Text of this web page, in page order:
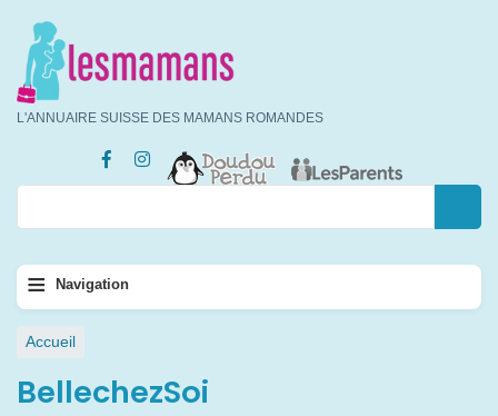
contenu
principal
L'ANNUAIRE SUISSE DES MAMANS ROMANDES
Rechercher
Navigation
principale
≡ Navigation
Fil
d'Ariane
Accueil
BellechezSoi